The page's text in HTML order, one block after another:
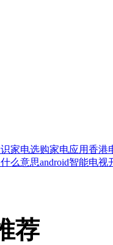
家电选购家电应用香港
么意思android智能电视
荐